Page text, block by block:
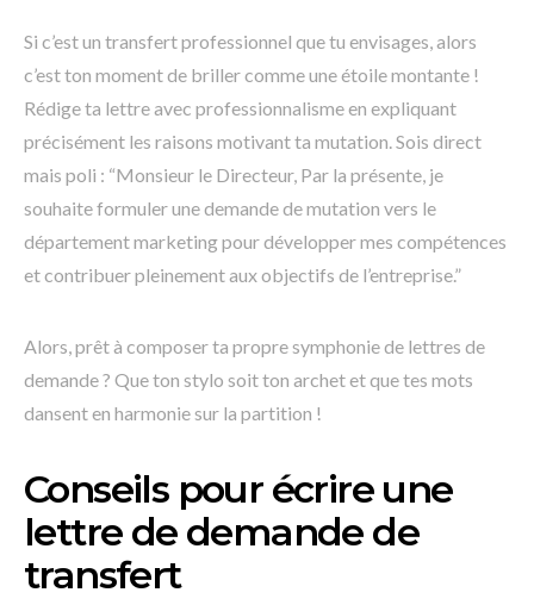
Si c’est un transfert professionnel que tu envisages, alors
c’est ton moment de briller comme une étoile montante !
Rédige ta lettre avec professionnalisme en expliquant
précisément les raisons motivant ta mutation. Sois direct
mais poli : “Monsieur le Directeur, Par la présente, je
souhaite formuler une demande de mutation vers le
département marketing pour développer mes compétences
et contribuer pleinement aux objectifs de l’entreprise.”
Alors, prêt à composer ta propre symphonie de lettres de
demande ? Que ton stylo soit ton archet et que tes mots
dansent en harmonie sur la partition !
Conseils pour écrire une
lettre de demande de
transfert